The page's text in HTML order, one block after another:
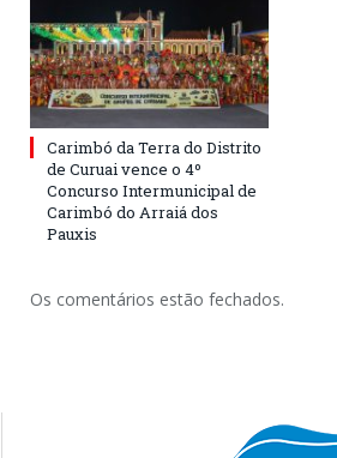
Carimbó da Terra do Distrito
de Curuai vence o 4º
Concurso Intermunicipal de
Carimbó do Arraiá dos
Pauxis
Os comentários estão fechados.